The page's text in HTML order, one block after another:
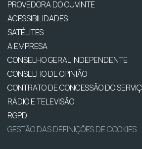
PROVEDORA DO OUVINTE
ACESSIBILIDADES
SATÉLITES
A EMPRESA
CONSELHO GERAL INDEPENDENTE
CONSELHO DE OPINIÃO
CONTRATO DE CONCESSÃO DO
RÁDIO E TELEVISÃO
RGPD
GESTÃO DAS DEFINIÇÕES DE COOKIES